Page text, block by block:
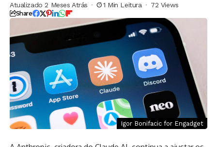
Atualizado 2 Meses Atrás 1 Min Leitura 72 Views
Share
Igor Bonifacic for Engadget